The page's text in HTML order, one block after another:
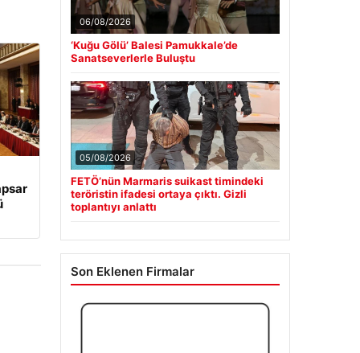
06/08/2026
‘Kuğu Gölü’ Balesi Pamukkale’de
Sanatseverlerle Buluştu
05/08/2026
FETÖ’nün Marmaris suikast timindeki
teröristin ifadesi ortaya çıktı. Gizli
toplantıyı anlattı
Son Eklenen Firmalar